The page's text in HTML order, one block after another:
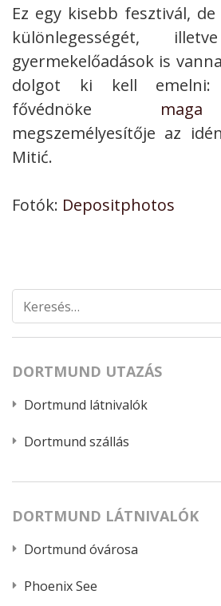
Ez egy kisebb fesztivál,
különlegességét,
gyermekelőadások is
dolgot ki kell emelni:
fővédnöke
megszemélyesítője az
Mitić.
Fotók: Depositphotos
Keresés:
DORTMUND UTAZÁS
Dortmund látnivalók
Dortmund szállás
DORTMUND LÁTNIVALÓK
Dortmund óvárosa
Phoenix See